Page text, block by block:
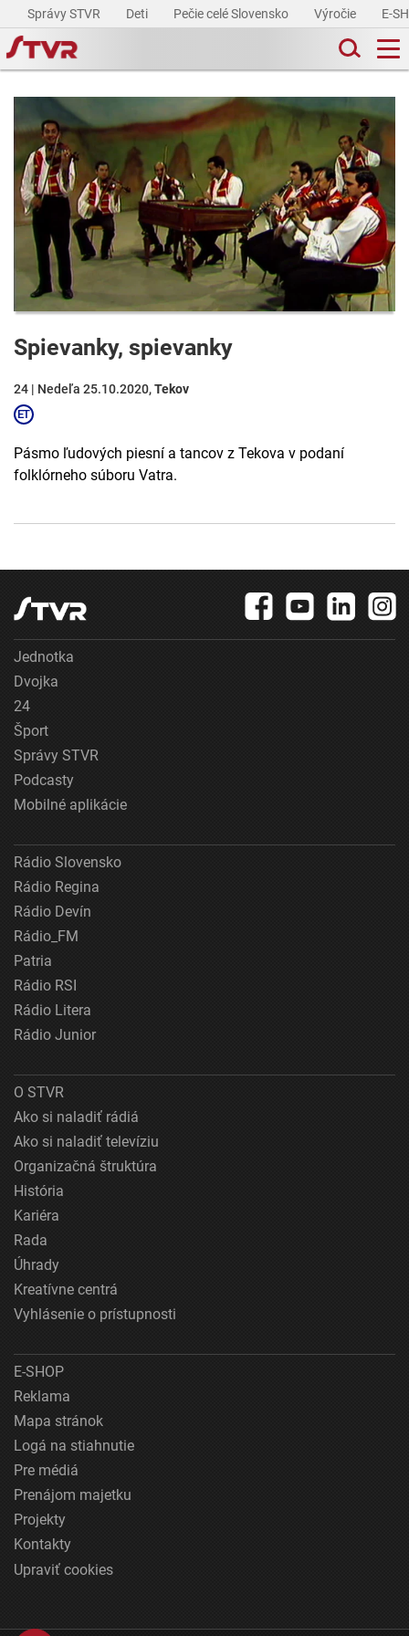
Správy STVR Deti Pečie celé Slovensko Výročie E-
Spievanky, spievanky
24 | Nedeľa 25.10.2020,Tekov
Pásmo ľudových piesní a tancov z Tekova v podaní
folklórneho súboru Vatra.
Jednotka
Dvojka
24
Šport
Správy STVR
Podcasty
Mobilné aplikácie
Rádio Slovensko
Rádio Regina
Rádio Devín
Rádio_FM
Patria
Rádio RSI
Rádio Litera
Rádio Junior
O STVR
Ako si naladiť rádiá
Ako si naladiť televíziu
Organizačná štruktúra
História
Kariéra
Rada
Úhrady
Kreatívne centrá
Vyhlásenie o prístupnosti
E-SHOP
Reklama
Mapa stránok
Logá na stiahnutie
Pre médiá
Prenájom majetku
Projekty
Kontakty
Upraviť cookies